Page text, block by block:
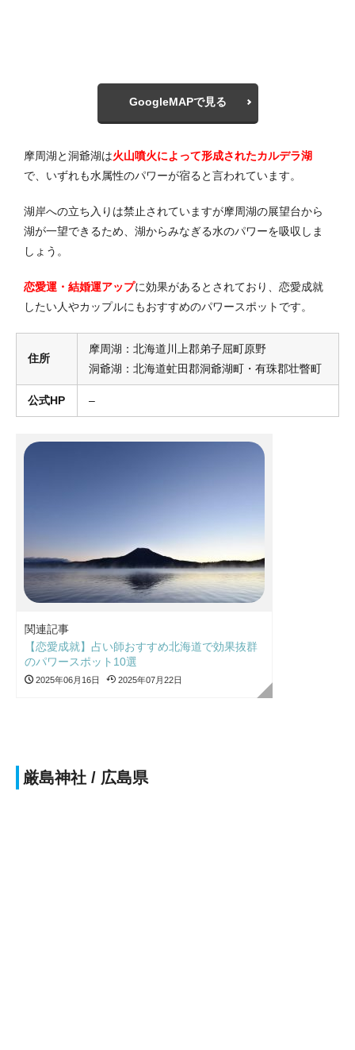
GoogleMAPで見る
摩周湖と洞爺湖は火山噴火によって形成されたカルデラ湖
で、いずれも水属性のパワーが宿ると言われています。
湖岸への立ち入りは禁止されていますが摩周湖の展望台から
湖が一望できるため、湖からみなぎる水のパワーを吸収しま
しょう。
恋愛運・結婚運アップに効果があるとされており、恋愛成就
したい人やカップルにもおすすめのパワースポットです。
住所
摩周湖：北海道川上郡弟子屈町原野
洞爺湖：北海道虻田郡洞爺湖町・有珠郡壮瞥町
公式HP –
関連記事
【恋愛成就】占い師おすすめ北海道で効果抜群
のパワースポット10選
2025年06月16日 2025年07月22日
厳島神社 / 広島県